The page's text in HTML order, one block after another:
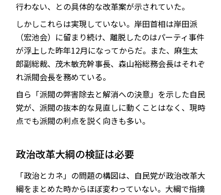
行わない、との具体的な改革案が示されていた。
しかしこれらは実現していない。岸田首相は岸田派
（宏池会）に留まり続け、離脱したのはパーティ事件
が浮上した昨年12月になってからだ。また、麻生太
郎副総裁、茂木敏充幹事長、森山裕総務会長はそれぞ
れ派閥会長を務めている。
自ら「派閥の弊害除去と解消への決意」を示した自民
党が、派閥の抜本的な見直しに動くことはなく、現時
点でも派閥の利点を説く向きも多い。
政治改革大綱の検証は必要
「政治とカネ」の問題の構図は、自民党が政治改革大
綱をまとめた時からほぼ変わっていない。大綱で指摘